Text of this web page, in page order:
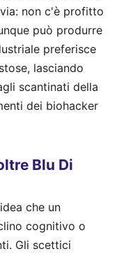
non c'è profitto
può produrre
preferisce
lasciando
scantinati della
dei biohacker
Blu Di
che un
cognitivo o
Gli scettici